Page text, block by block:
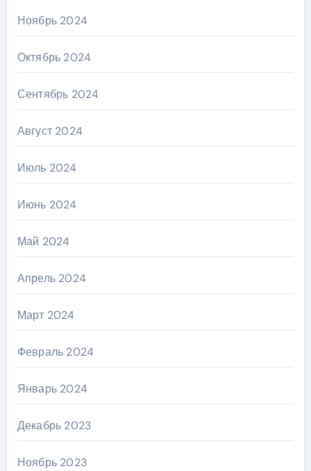
Ноябрь 2024
Октябрь 2024
Сентябрь 2024
Август 2024
Июль 2024
Июнь 2024
Май 2024
Апрель 2024
Март 2024
Февраль 2024
Январь 2024
Декабрь 2023
Ноябрь 2023